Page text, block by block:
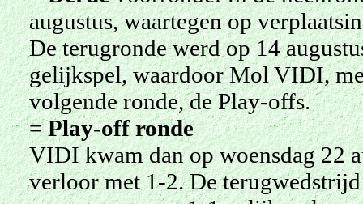
augustus, waartegen op
De terugronde werd op 14
gelijkspel, waardoor Mol VIDI,
volgende ronde, de Play-offs.
=Play-off ronde
VIDI kwam dan op woensdag 22
verloor met 1-2. De